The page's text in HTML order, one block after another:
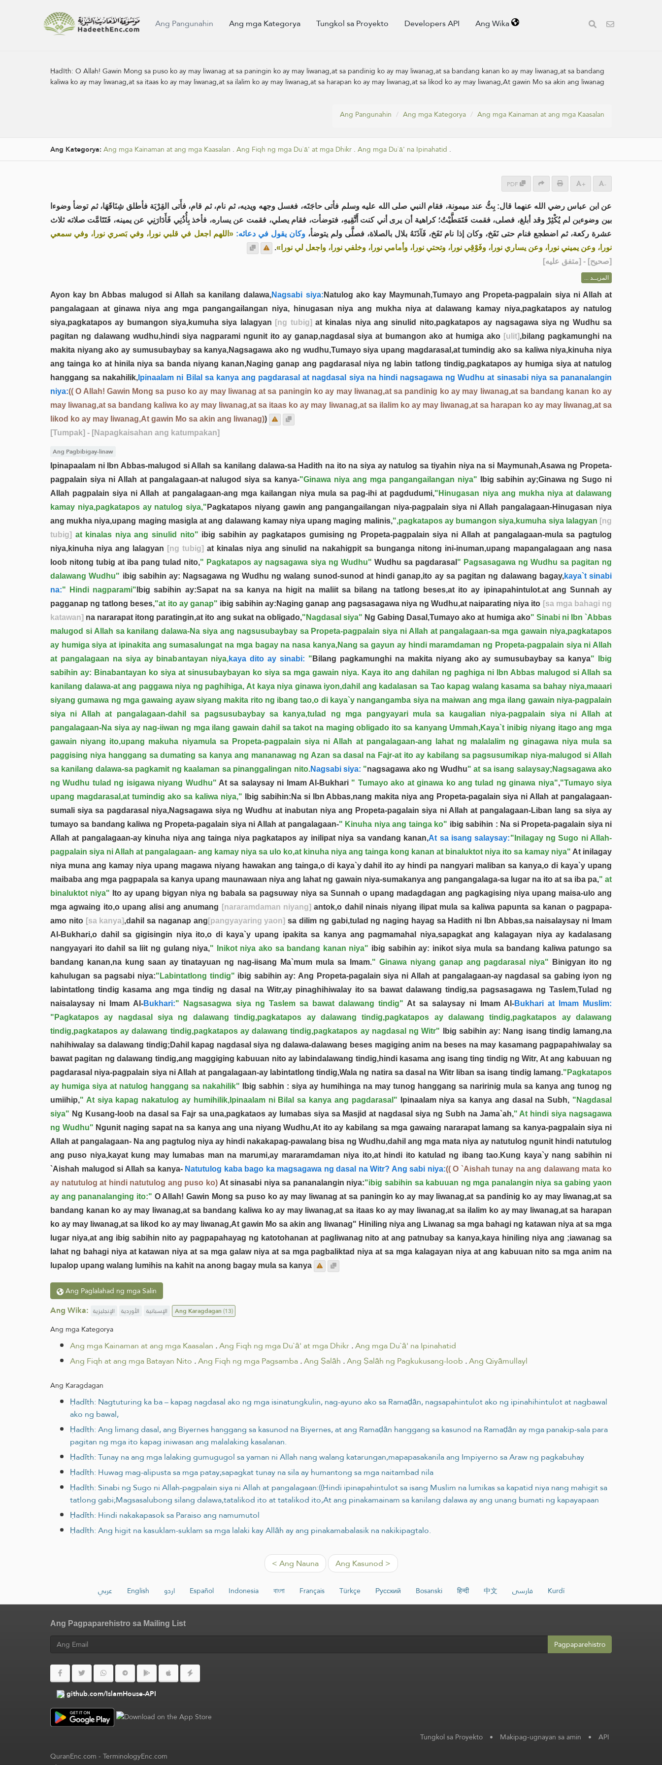
Ang Pangunahin Ang mga Kategorya Tungkol sa Proyekto Developers API Ang Wika
Ḥadīth:O Allah! Gawin Mong sa puso ko ay may liwanag at sa paningin ko ay may liwanag,at sa pandinig ko ay may liwanag,at sa bandang kanan ko ay may liwanag,at sa bandang
kaliwa ko ay may liwanag,at sa itaas ko ay may liwanag,at sa ilalim ko ay may liwanag,at sa harapan ko ay may liwanag,at sa likod ko ay may liwanag,At gawin Mo sa akin ang liwanag
Ang Pangunahin Ang mga Kategorya Ang mga Kainaman at ang mga Kaasalan
Ang Kategorya: Ang mga Kainaman at ang mga Kaasalan . Ang Fiqh ng mga Du`ā' at mga Dhikr . Ang mga Du`ā' na Ipinahatid .
PDF + -
عن ابن عباس رضي الله عنهما قال: بِتُّ عند ميمونة، فقام النبي صلى الله عليه وسلم فأتى حاجَتَه، فغسل وجهه ويديه، ثم نام، ثم قام، فأَتى القِرْبَة فأطلق شِنَاقَهَا، ثم توضأ وضوءا
بين وضوءين لم يُكْثِرْ وقد أبلغ، فصلى، فقمت فَتَمَطَّيْتُ؛ كراهية أن يرى أني كنت أَتَّقِيهِ، فتوضأت، فقام يصلي، فقمت عن يساره، فأخذ بِأُذُنِي فَأَدَارَنِي عن يمينه، فَتَتَامَّت صلاته ثلاث
عشرة ركعة، ثم اضطجع فنام حتى نَفَخ، وكان إذا نام نَفَخ، فَآذَنَهُ بلال بالصلاة، فصلَّى ولم يتوضأ، وكان يقول في دعائه: «اللهم اجعل في قلبي نورا، وفي بَصري نورا، وفي سمعي
نورا، وعن يميني نورا، وعن يساري نورا، وفَوْقِي نورا، وتحتي نورا، وأمامي نورا، وخلفي نورا، واجعل لي نورا».
[صحيح] - [متفق عليه]
المزيــد ...
Ayon kay bn Abbas malugod si Allah sa kanilang dalawa,Nagsabi siya: Natulog ako kay Maymunah,Tumayo ang Propeta-pagpalain siya ni Allah at
pangalagaan at ginawa niya ang mga pangangailangan niya, hinugasan niya ang mukha niya at dalawang kamay niya,pagkatapos ay natulog
siya,pagkatapos ay bumangon siya,kumuha siya lalagyan [ng tubig] at kinalas niya ang sinulid nito,pagkatapos ay nagsagawa siya ng Wudhu sa
pagitan ng dalawang wudhu,hindi siya nagparami ngunit ito ay ganap,nagdasal siya at bumangon ako at humiga ako [ulit],bilang pagkamunghi na
makita niyang ako ay sumusubaybay sa kanya,Nagsagawa ako ng wudhu,Tumayo siya upang magdarasal,at tumindig ako sa kaliwa niya,kinuha niya
ang tainga ko at hinila niya sa banda niyang kanan,Naging ganap ang pagdarasal niya ng labin tatlong tindig,pagkatapos ay humiga siya at natulog
hanggang sa nakahilik, Ipinaalam ni Bilal sa kanya ang pagdarasal at nagdasal siya na hindi nagsagawa ng Wudhu at sinasabi niya sa pananalangin
niya:(( O Allah! Gawin Mong sa puso ko ay may liwanag at sa paningin ko ay may liwanag,at sa pandinig ko ay may liwanag,at sa bandang kanan ko ay
may liwanag,at sa bandang kaliwa ko ay may liwanag,at sa itaas ko ay may liwanag,at sa ilalim ko ay may liwanag,at sa harapan ko ay may liwanag,at sa
likod ko ay may liwanag,At gawin Mo sa akin ang liwanag))
[Tumpak] - [Napagkaisahan ang katumpakan]
Ang Pagbibigay-linaw
Ipinapaalam ni Ibn Abbas-malugod si Allah sa kanilang dalawa-sa Hadith na ito na siya ay natulog sa tiyahin niya na si Maymunah,Asawa ng Propeta-
pagpalain siya ni Allah at pangalagaan-at nalugod siya sa kanya-"Ginawa niya ang mga pangangailangan niya" Ibig sabihin ay;Ginawa ng Sugo ni
Allah pagpalain siya ni Allah at pangalagaan-ang mga kailangan niya mula sa pag-ihi at pagdudumi,"Hinugasan niya ang mukha niya at dalawang
kamay niya,pagkatapos ay natulog siya," Pagkatapos niyang gawin ang pangangailangan niya-pagpalain siya ni Allah pangalagaan-Hinugasan niya
ang mukha niya,upang maging masigla at ang dalawang kamay niya upang maging malinis,",pagkatapos ay bumangon siya,kumuha siya lalagyan [ng
tubig] at kinalas niya ang sinulid nito" ibig sabihin ay pagkatapos gumising ng Propeta-pagpalain siya ni Allah at pangalagaan-mula sa pagtulog
niya,kinuha niya ang lalagyan [ng tubig] at kinalas niya ang sinulid na nakahigpit sa bunganga nitong ini-inuman,upang mapangalagaan ang nasa
loob nitong tubig at iba pang tulad nito," Pagkatapos ay nagsagawa siya ng Wudhu" Wudhu sa pagdarasal " Pagsasagawa ng Wudhu sa pagitan ng
dalawang Wudhu" ibig sabihin ay: Nagsagawa ng Wudhu ng walang sunod-sunod at hindi ganap,ito ay sa pagitan ng dalawang bagay,kaya`t sinabi
na:" Hindi nagparami" Ibig sabihin ay:Sapat na sa kanya na higit na maliit sa bilang na tatlong beses,at ito ay ipinapahintulot.at ang Sunnah ay
pagganap ng tatlong beses,"at ito ay ganap" ibig sabihin ay:Naging ganap ang pagsasagawa niya ng Wudhu,at naiparating niya ito [sa mga bahagi ng
katawan] na nararapat itong paratingin,at ito ang sukat na obligado,"Nagdasal siya" Ng Gabing Dasal,Tumayo ako at humiga ako" Sinabi ni Ibn `Abbas
malugod si Allah sa kanilang dalawa-Na siya ang nagsusubaybay sa Propeta-pagpalain siya ni Allah at pangalagaan-sa mga gawain niya,pagkatapos
ay humiga siya at ipinakita ang sumasalungat na mga bagay na nasa kanya,Nang sa gayun ay hindi maramdaman ng Propeta-pagpalain siya ni Allah
at pangalagaan na siya ay binabantayan niya,kaya dito ay sinabi: " Bilang pagkamunghi na makita niyang ako ay sumusubaybay sa kanya" Ibig
sabihin ay: Binabantayan ko siya at sinusubaybayan ko siya sa mga gawain niya. Kaya ito ang dahilan ng paghiga ni Ibn Abbas malugod si Allah sa
kanilang dalawa-at ang paggawa niya ng paghihiga, At kaya niya ginawa iyon,dahil ang kadalasan sa Tao kapag walang kasama sa bahay niya,maaari
siyang gumawa ng mga gawaing ayaw siyang makita rito ng ibang tao,o di kaya`y nangangamba siya na maiwan ang mga ilang gawain niya-pagpalain
siya ni Allah at pangalagaan-dahil sa pagsusubaybay sa kanya,tulad ng mga pangyayari mula sa kaugalian niya-pagpalain siya ni Allah at
pangalagaan-Na siya ay nag-iiwan ng mga ilang gawain dahil sa takot na maging obligado ito sa kanyang Ummah,Kaya`t inibig niyang itago ang mga
gawain niyang ito,upang makuha niyamula sa Propeta-pagpalain siya ni Allah at pangalagaan-ang lahat ng malalalim ng ginagawa niya mula sa
paggising niya hanggang sa dumating sa kanya ang mananawag ng Azan sa dasal na Fajr-at ito ay kabilang sa pagsusumikap niya-malugod si Allah
sa kanilang dalawa-sa pagkamit ng kaalaman sa pinanggalingan nito.Nagsabi siya: "nagsagawa ako ng Wudhu" at sa isang salaysay;Nagsagawa ako
ng Wudhu tulad ng isigawa niyang Wudhu" At sa salaysay ni Imam Al-Bukhari " Tumayo ako at ginawa ko ang tulad ng ginawa niya","Tumayo siya
upang magdarasal,at tumindig ako sa kaliwa niya," Ibig sabihin:Na si Ibn Abbas,nang makita niya ang Propeta-pagalain siya ni Allah at pangalagaan-
sumali siya sa pagdarasal niya,Nagsagawa siya ng Wudhu at inabutan niya ang Propeta-pagalain siya ni Allah at pangalagaan-Liban lang sa siya ay
tumayo sa bandang kaliwa ng Propeta-pagalain siya ni Allah at pangalagaan-" Kinuha niya ang tainga ko" ibig sabihin : Na si Propeta-pagalain siya ni
Allah at pangalagaan-ay kinuha niya ang tainga niya pagkatapos ay inilipat niya sa vandang kanan,At sa isang salaysay:"Inilagay ng Sugo ni Allah-
pagpalain siya ni Allah at pangalagaan- ang kamay niya sa ulo ko,at kinuha niya ang tainga kong kanan at binaluktot niya ito sa kamay niya" At inilagay
niya muna ang kamay niya upang magawa niyang hawakan ang tainga,o di kaya`y dahil ito ay hindi pa nangyari maliban sa kanya,o di kaya`y upang
maibaba ang mga pagpapala sa kanya upang maunawaan niya ang lahat ng gawain niya-sumakanya ang pangangalaga-sa lugar na ito at sa iba pa," at
binaluktot niya" Ito ay upang bigyan niya ng babala sa pagsuway niya sa Sunnah o upang madagdagan ang pagkagising niya upang maisa-ulo ang
mga agwaing ito,o upang alisi ang anumang [nararamdaman niyang] antok,o dahil ninais niyang ilipat mula sa kaliwa papunta sa kanan o pagpapa-
amo nito [sa kanya],dahil sa naganap ang [pangyayaring yaon] sa dilim ng gabi,tulad ng naging hayag sa Hadith ni Ibn Abbas,sa naisalaysay ni Imam
Al-Bukhari,o dahil sa gigisingin niya ito,o di kaya`y upang ipakita sa kanya ang pagmamahal niya,sapagkat ang kalagayan niya ay kadalasang
nangyayari ito dahil sa liit ng gulang niya," Inikot niya ako sa bandang kanan niya" ibig sabihin ay: inikot siya mula sa bandang kaliwa patungo sa
bandang kanan,na kung saan ay tinatayuan ng nag-iisang Ma`mum mula sa Imam." Ginawa niyang ganap ang pagdarasal niya" Binigyan ito ng
kahulugan sa pagsabi niya:"Labintatlong tindig" ibig sabihin ay: Ang Propeta-pagalain siya ni Allah at pangalagaan-ay nagdasal sa gabing iyon ng
labintatlong tindig kasama ang mga tindig ng dasal na Witr,ay pinaghihiwalay ito sa bawat dalawang tindig,sa pagsasagawa ng Taslem,Tulad ng
naisalaysay ni Imam Al-Bukhari:" Nagsasagwa siya ng Taslem sa bawat dalawang tindig" At sa salaysay ni Imam Al-Bukhari at Imam Muslim:
"Pagkatapos ay nagdasal siya ng dalawang tindig,pagkatapos ay dalawang tindig,pagkatapos ay dalawang tindig,pagkatapos ay dalawang
tindig,pagkatapos ay dalawang tindig,pagkatapos ay dalawang tindig,pagkatapos ay nagdasal ng Witr" Ibig sabihin ay: Nang isang tindig lamang,na
nahihiwalay sa dalawang tindig;Dahil kapag nagdasal siya ng dalawa-dalawang beses magiging anim na beses na may kasamang pagpapahiwalay sa
bawat pagitan ng dalawang tindig,ang maggiging kabuuan nito ay labindalawang tindig,hindi kasama ang isang ting tindig ng Witr, At ang kabuuan ng
pagdarasal niya-pagpalain siya ni Allah at pangalagaan-ay labintatlong tindig,Wala ng natira sa dasal na Witr liban sa isang tindig lamang."Pagkatapos
ay humiga siya at natulog hanggang sa nakahilik" Ibig sabhin : siya ay humihinga na may tunog hanggang sa naririnig mula sa kanya ang tunog ng
umiihip," At siya kapag nakatulog ay humihilik,Ipinaalam ni Bilal sa kanya ang pagdarasal" Ipinaalam niya sa kanya ang dasal na Subh, "Nagdasal
siya" Ng Kusang-loob na dasal sa Fajr sa una,pagkataos ay lumabas siya sa Masjid at nagdasal siya ng Subh na Jama`ah," At hindi siya nagsagawa
ng Wudhu" Ngunit naging sapat na sa kanya ang una niyang Wudhu,At ito ay kabilang sa mga gawaing nararapat lamang sa kanya-pagpalain siya ni
Allah at pangalagaan- Na ang pagtulog niya ay hindi nakakapag-pawalang bisa ng Wudhu,dahil ang mga mata niya ay natutulog ngunit hindi natutulog
ang puso niya,kayat kung may lumabas man na marumi,ay mararamdaman niya ito,at hindi ito katulad ng ibang tao.Kung kaya`y nang sabihin ni
`Aishah malugod si Allah sa kanya-Natutulog kaba bago ka magsagawa ng dasal na Witr? Ang sabi niya:(( O `Aishah tunay na ang dalawang mata ko
ay natutulog at hindi natutulog ang puso ko)At sinasabi niya sa pananalangin niya:"ibig sabihin sa kabuuan ng mga panalangin niya sa gabing yaon
ay ang pananalanging ito:" O Allah! Gawin Mong sa puso ko ay may liwanag at sa paningin ko ay may liwanag,at sa pandinig ko ay may liwanag,at sa
bandang kanan ko ay may liwanag,at sa bandang kaliwa ko ay may liwanag,at sa itaas ko ay may liwanag,at sa ilalim ko ay may liwanag,at sa harapan
ko ay may liwanag,at sa likod ko ay may liwanag,At gawin Mo sa akin ang liwanag" Hiniling niya ang Liwanag sa mga bahagi ng katawan niya at sa mga
lugar niya,at ang ibig sabihin nito ay pagpapahayag ng katotohanan at pagliwanag nito at ang patnubay sa kanya,kaya hiniling niya ang ;iawanag sa
lahat ng bahagi niya at katawan niya at sa mga galaw niya at sa mga pagbaliktad niya at sa mga kalagayan niya at ang kabuuan nito sa mga anim na
lupalop upang walang lumihis na kahit na anong bagay mula sa kanya
Ang Paglalahad ng mga Salin
Ang Wika: الإنجليزية الأوردية الإسبانية Ang Karagdagan(13)
Ang mga Kategorya
Ang mga Kainaman at ang mga Kaasalan .Ang Fiqh ng mga Du`ā' at mga Dhikr.Ang mga Du`ā' na Ipinahatid
Ang Fiqh at ang mga Batayan Nito .Ang Fiqh ng mga Pagsamba.Ang Ṣalāh .Ang Ṣalāh ng Pagkukusang-loob .Ang Qiyāmullayl
Ang Karagdagan
Ḥadīth: Nagtuturing ka ba – kapag nagdasal ako ng mga isinatungkulin, nag-ayuno ako sa Ramaḍān, nagsapahintulot ako ng ipinahihintulot at nagbawal
ako ng bawal,
Ḥadīth: Ang limang dasal, ang Biyernes hanggang sa kasunod na Biyernes, at ang Ramaḍān hanggang sa kasunod na Ramaḍān ay mga panakip-sala para
pagitan ng mga ito kapag iniwasan ang malalaking kasalanan.
Ḥadīth: Tunay na ang mga lalaking gumugugol sa yaman ni Allah nang walang katarungan,mapapasakanila ang Impiyerno sa Araw ng pagkabuhay
Ḥadīth: Huwag mag-alipusta sa mga patay;sapagkat tunay na sila ay humantong sa mga naitambad nila
Ḥadīth: Sinabi ng Sugo ni Allah-pagpalain siya ni Allah at pangalagaan:((Hindi ipinapahintulot sa isang Muslim na lumikas sa kapatid niya nang mahigit sa
tatlong gabi;Magsasalubong silang dalawa,tatalikod ito at tatalikod ito,At ang pinakamainam sa kanilang dalawa ay ang unang bumati ng kapayapaan
Ḥadīth: Hindi nakakapasok sa Paraiso ang namumutol
Ḥadīth: Ang higit na kasuklam-suklam sa mga lalaki kay Allāh ay ang pinakamabalasik na nakikipagtalo.
< Ang Nauna Ang Kasunod >
عربي English اردو Español Indonesia বাংলা Français Türkçe Русский Bosanski हिन्दी 中文 فارسی Kurdî
Ang Pagpaparehistro sa Mailing List
Pagpaparehistro
github.com/IslamHouse-API
Tungkol sa Proyekto • Makipag-ugnayan sa amin • API
QuranEnc.com-TerminologyEnc.com